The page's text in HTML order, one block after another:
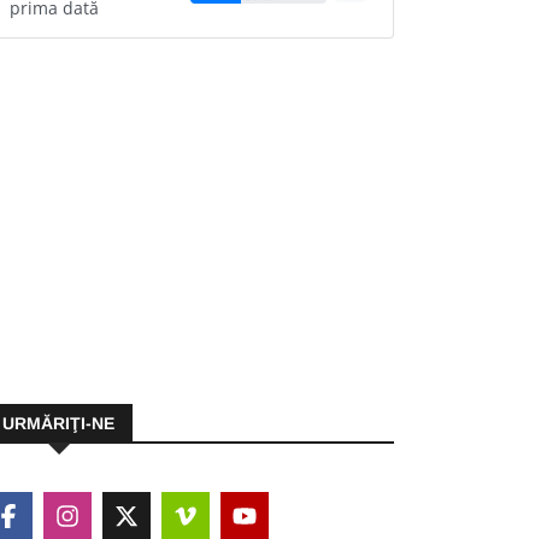
prima dată
URMĂRIŢI-NE